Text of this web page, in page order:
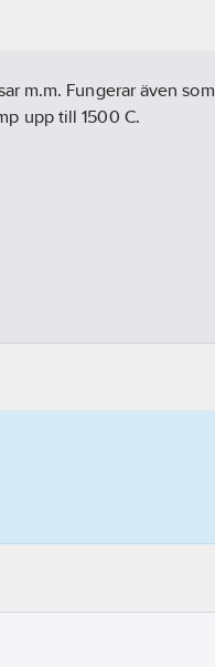
m.m. Fungerar även som
upp till 1500 C.